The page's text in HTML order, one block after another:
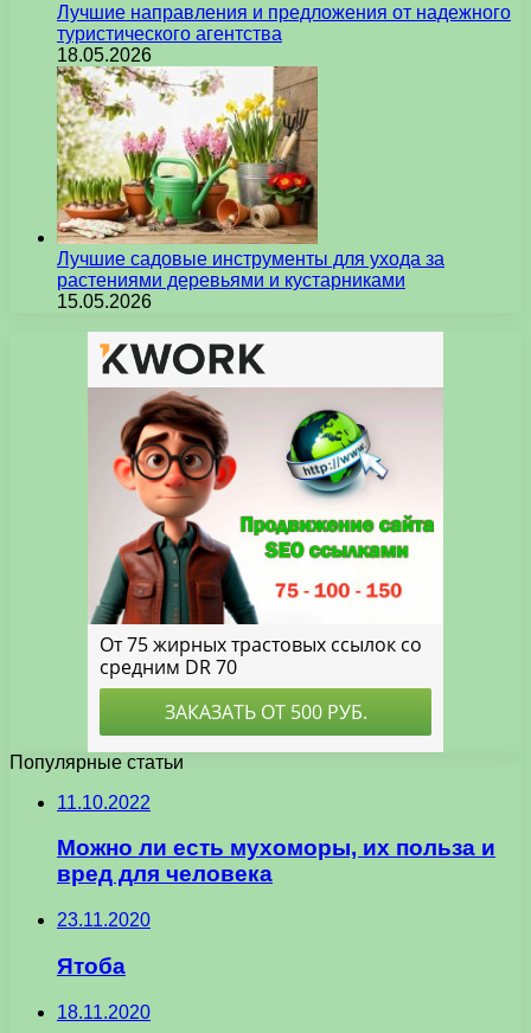
Лучшие направления и предложения от надежного
туристического агентства
18.05.2026
Лучшие садовые инструменты для ухода за
растениями деревьями и кустарниками
15.05.2026
Популярные статьи
11.10.2022
Можно ли есть мухоморы, их польза и
вред для человека
23.11.2020
Ятоба
18.11.2020